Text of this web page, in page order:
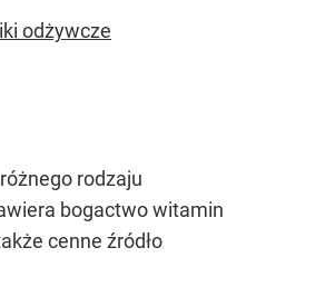
odżywcze
rodzaju
bogactwo witamin
cenne źródło